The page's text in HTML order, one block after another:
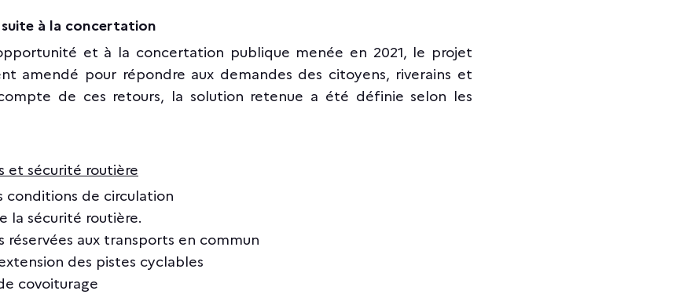
suite à la concertation
et à la concertation publique menée en 2021, le projet
amendé pour répondre aux demandes des citoyens, riverains et
de ces retours, la solution retenue a été définie selon les
et sécurité routière
conditions de circulation
la sécurité routière.
réservées aux transports en commun
des pistes cyclables
covoiturage